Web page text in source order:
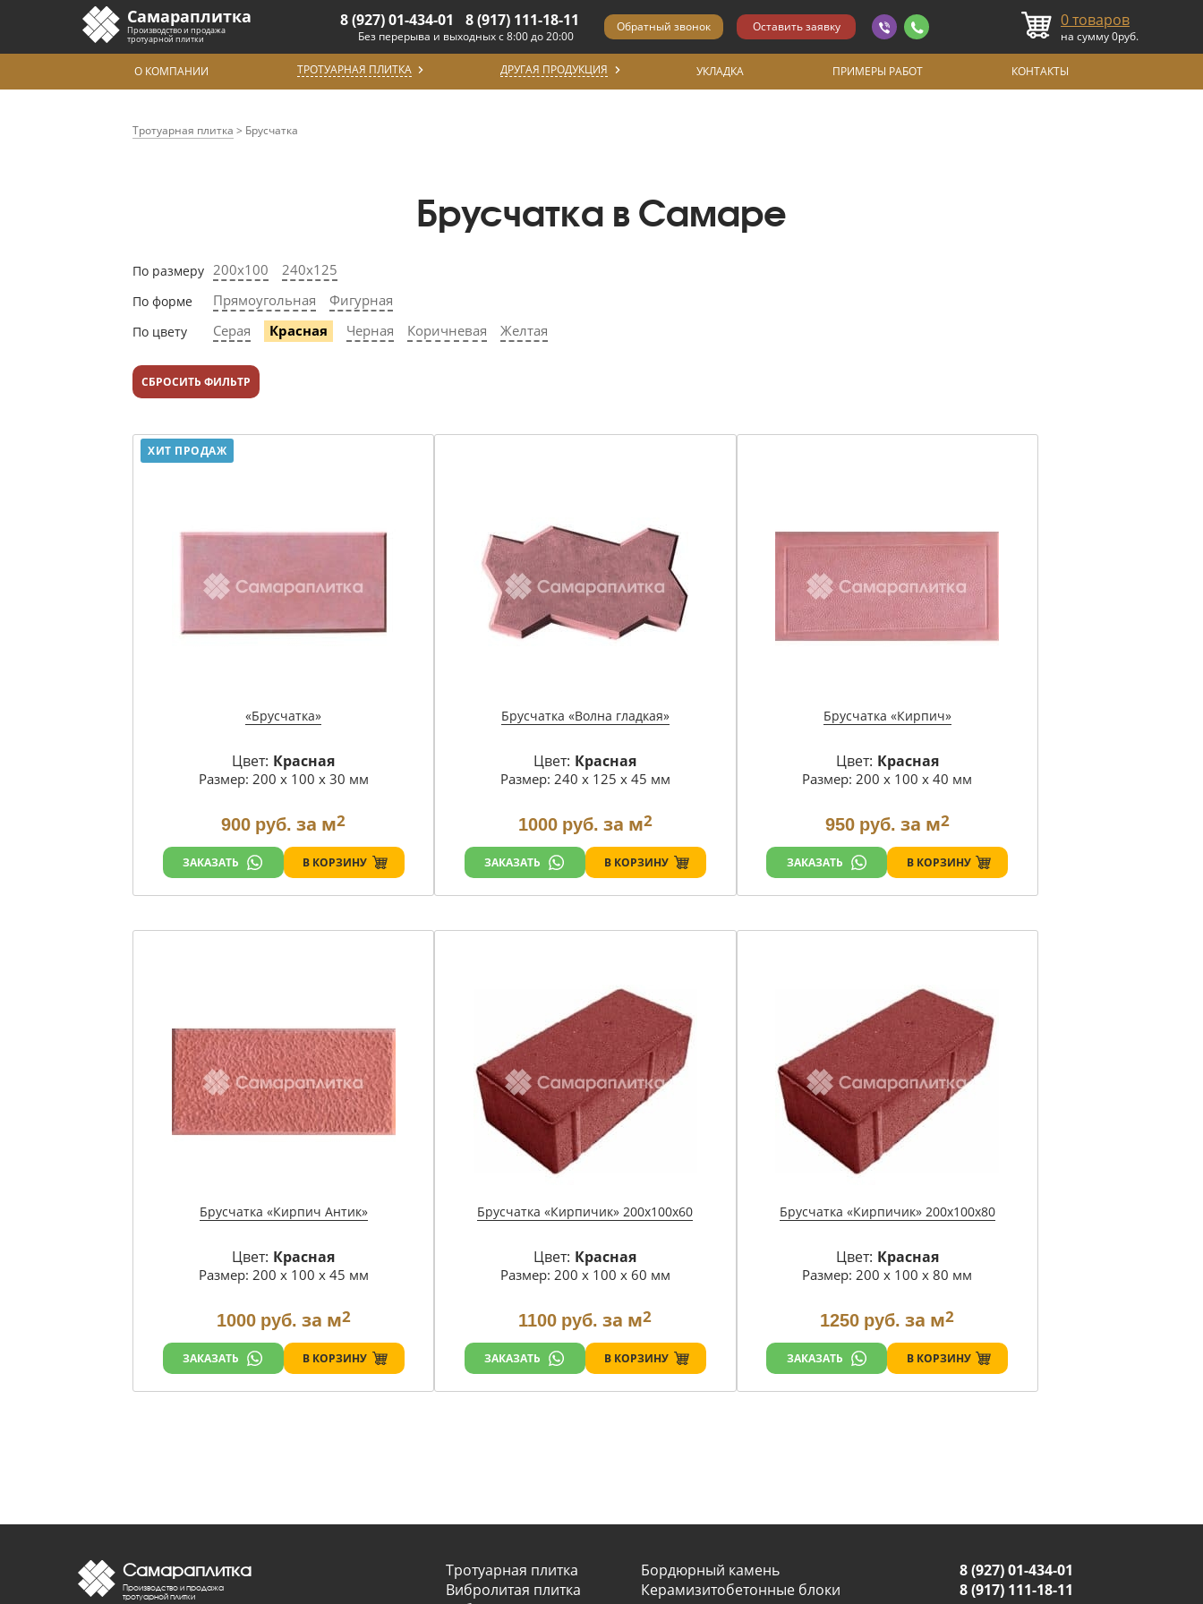
Самараплитка
Производство и продажа
тротуарной плитки
8 (927) 01-434-01 8 (917) 111-18-11
Без перерыва и выходных с 8:00 до 20:00
0товаров
на сумму0руб.
О КОМПАНИИ ТРОТУАРНАЯ ПЛИТКА ДРУГАЯ ПРОДУКЦИЯ УКЛАДКА ПРИМЕРЫ РАБОТ КОНТАКТЫ
Тротуарная плитка > Брусчатка
Брусчатка в Самаре
По размеру 200х100 240х125
По форме Прямоугольная Фигурная
По цвету Серая Красная Черная Коричневая Желтая
СБРОСИТЬ ФИЛЬТР
ХИТ ПРОДАЖ
«Брусчатка»
Цвет: Красная
Размер: 200 х 100 х 30 мм
900 руб. за м2
ЗАКАЗАТЬ В КОРЗИНУ
Брусчатка «Волна гладкая»
Цвет: Красная
Размер: 240 х 125 х 45 мм
1000 руб. за м2
ЗАКАЗАТЬ В КОРЗИНУ
Брусчатка «Кирпич»
Цвет: Красная
Размер: 200 х 100 х 40 мм
950 руб. за м2
ЗАКАЗАТЬ В КОРЗИНУ
Брусчатка «Кирпич Антик»
Цвет: Красная
Размер: 200 х 100 х 45 мм
1000 руб. за м2
ЗАКАЗАТЬ В КОРЗИНУ
Брусчатка «Кирпичик» 200х100х60
Цвет: Красная
Размер: 200 х 100 х 60 мм
1100 руб. за м2
ЗАКАЗАТЬ В КОРЗИНУ
Брусчатка «Кирпичик» 200х100х80
Цвет: Красная
Размер: 200 х 100 х 80 мм
1250 руб. за м2
ЗАКАЗАТЬ В КОРЗИНУ
Самараплитка
Производство и продажа
тротуарной плитки
Тротуарная плитка
Вибролитая плитка
Бордюрный камень
Керамизитобетонные блоки
8 (927) 01-434-01
8 (917) 111-18-11